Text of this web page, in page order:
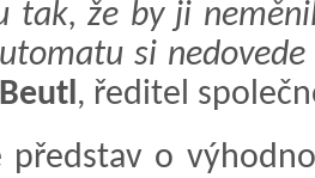
tak, že by ji
si
, ředitel
představ o